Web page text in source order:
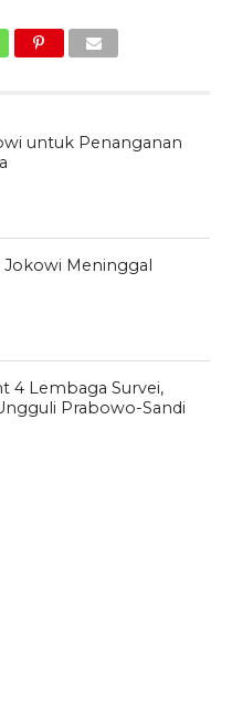
untuk Penanganan
Jokowi Meninggal
4 Lembaga Survei,
Prabowo-Sandi